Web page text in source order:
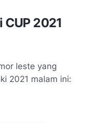
2021
leste yang
2021 malam ini: